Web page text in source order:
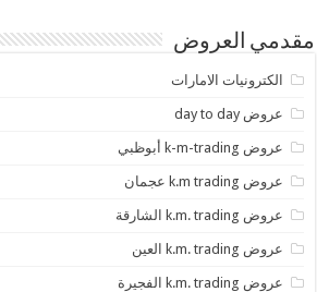
مقدمي العروض
الكترونيات الامارات
عروض day to day
عروض k-m-trading أبوظبي
عروض k.m trading عجمان
عروض k.m. trading الشارقة
عروض k.m. trading العين
عروض k.m. trading الفجيرة